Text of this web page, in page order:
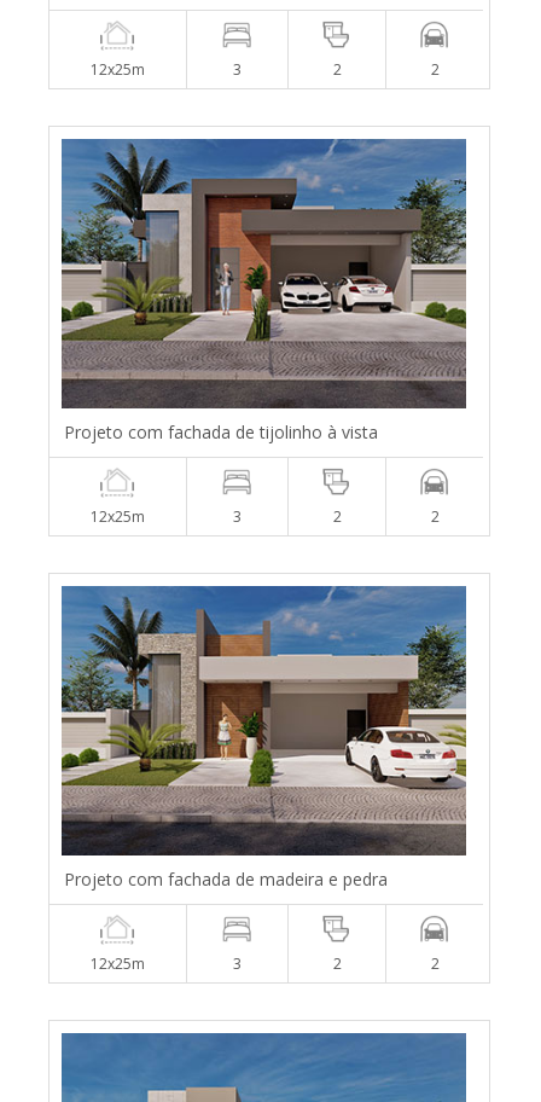
12x25m 3 2 2
Projeto com fachada de tijolinho à vista
12x25m 3 2 2
Projeto com fachada de madeira e pedra
12x25m 3 2 2